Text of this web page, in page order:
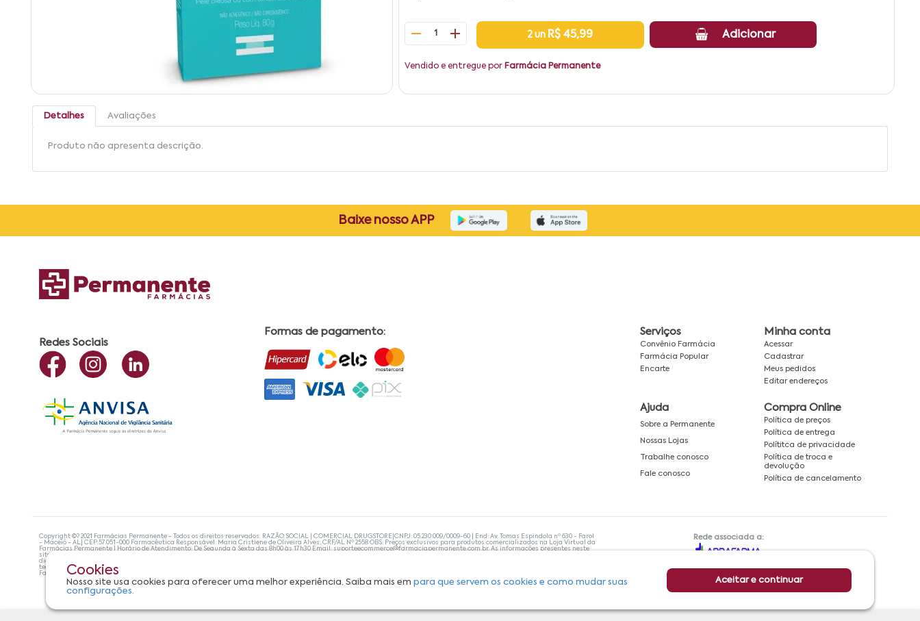
1 2 un R$ 45,99 Adicionar
Vendido e entregue por Farmácia Permanente
Detalhes Avaliações
Produto não apresenta descrição.
Cookies
Nosso site usa cookies para oferecer uma melhor experiência. Saiba mais empara que servem os cookies e como mudar suas
configurações.
Aceitar e continuar
Baixe nosso APP
Redes Sociais
Formas de pagamento: Serviços
Convênio Farmácia
Farmácia Popular
Encarte
Minha conta
Acessar
Cadastrar
Meus pedidos
Editar endereços
Ajuda
Sobre a Permanente
Nossas Lojas
Trabalhe conosco
Fale conosco
Compra Online
Política de preços
Política de entrega
Polítitca de privacidade
Política de troca e
devolução
Política de cancelamento
Copyright ©? 2021 Farmácias Permanente - Todos os direitos reservados. RAZÃO SOCIAL | COMERCIAL DRUGSTORE|CNPJ: 05.230.009/0009-60 | End: Av. Tomas Espindola nº 630 - Farol
- Maceió - AL| CEP:57.051-000 Farmacêutica Responsável: Maria Cristiene de Oliveira Alves, CRF/AL Nº 2558 OBS: Preços exclusivos para produtos comercializados na Loja Virtual da
Farmácias Permanente | Horário de Atendimento: De Segunda à Sexta das 8h00 às 17h30 Email: suporteecommerce@farmaciapermanente.com.br. As informações presentes neste
site não devem ser utilizadas para automedicação e, de forma alguma, substituem as orientações de um profissional da área médica. Apenas o médico está capacitado para
diagnosticar problemas de saúde e prescrever o tratamento adequado. Se os sintomas persistirem, um médico deve ser consultado. A Farmácia Permanente trabalha com as
tecnologias mais avançadas de proteção de dados, para que você possa realizar suas compras com tranquilidade. A privacidade e a segurança dos clientes são compromissos da
Farmácias Permanente. Todos os pedidos efetuados estão sujeitos à confirmação da disponibilidade de produto em nosso estoque.
Rede associada a: